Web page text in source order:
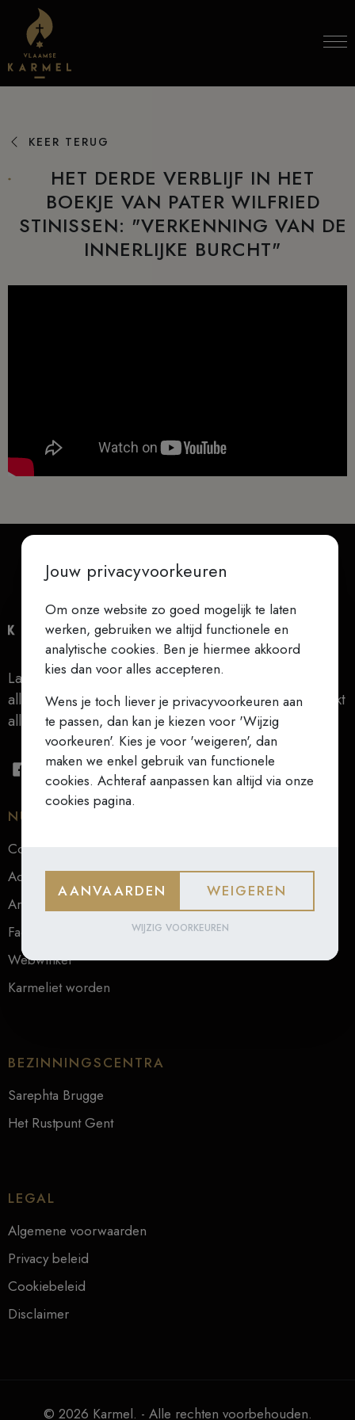
Skip to content
KEER TERUG
HET DERDE VERBLIJF IN HET
BOEKJE VAN PATER WILFRIED
STINISSEN: "VERKENNING VAN DE
INNERLIJKE BURCHT"
Laat niets je verontrusten, laat niets je beangstigen,
alles gaat voorbij, God verandert nooit, geduld bereikt
alles (Teresa van Ávila)
NUTTIGE LINKS
Contact
Actueel
Archief
Faq
Webwinkel
Karmeliet worden
BEZINNINGSCENTRA
Sarephta Brugge
Het Rustpunt Gent
LEGAL
Algemene voorwaarden
Privacy beleid
Cookiebeleid
Disclaimer
© 2026 Karmel. - Alle rechten voorbehouden.
Jouw privacyvoorkeuren
Om onze website zo goed mogelijk te laten
werken, gebruiken we altijd functionele en
analytische cookies. Ben je hiermee akkoord
kies dan voor alles accepteren.
Wens je toch liever je privacyvoorkeuren aan
te passen, dan kan je kiezen voor 'Wijzig
voorkeuren'. Kies je voor 'weigeren', dan
maken we enkel gebruik van functionele
cookies. Achteraf aanpassen kan altijd via onze
cookies pagina.
AANVAARDEN WEIGEREN
WIJZIG VOORKEUREN